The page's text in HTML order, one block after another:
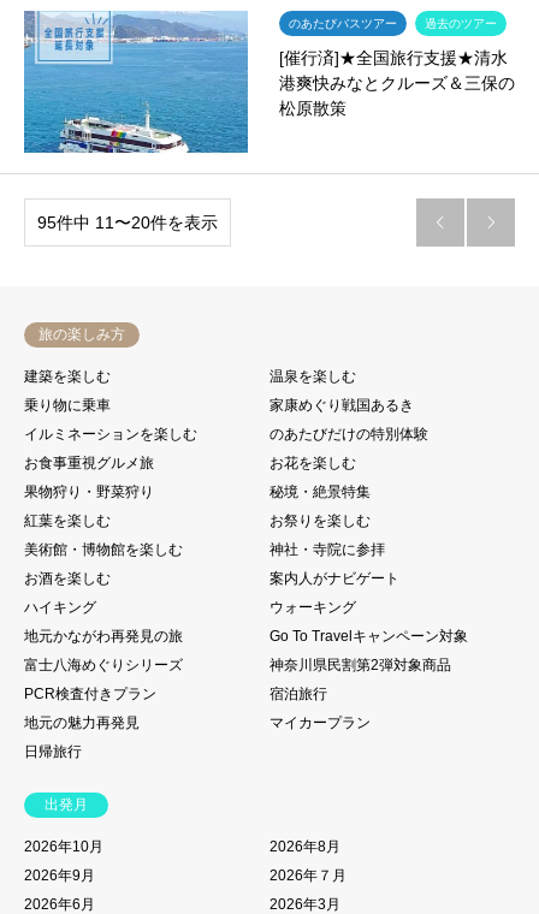
のあたびバスツアー 過去のツアー
[催行済]★全国旅行支援★清水
港爽快みなとクルーズ＆三保の
松原散策
95件中 11〜20件を表示  
旅の楽しみ方
建築を楽しむ
温泉を楽しむ
乗り物に乗車
家康めぐり戦国あるき
イルミネーションを楽しむ
のあたびだけの特別体験
お食事重視グルメ旅
お花を楽しむ
果物狩り・野菜狩り
秘境・絶景特集
紅葉を楽しむ
お祭りを楽しむ
美術館・博物館を楽しむ
神社・寺院に参拝
お酒を楽しむ
案内人がナビゲート
ハイキング
ウォーキング
地元かながわ再発見の旅
Go To Travelキャンペーン対象
富士八海めぐりシリーズ
神奈川県民割第2弾対象商品
PCR検査付きプラン
宿泊旅行
地元の魅力再発見
マイカープラン
日帰旅行
出発月
2026年10月
2026年8月
2026年9月
2026年７月
2026年6月
2026年3月